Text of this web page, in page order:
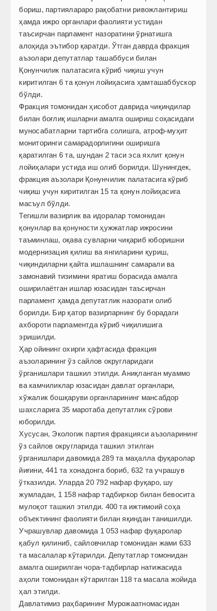
бориш, партиялараро рақобатни ривожлантириш
ҳамда ижро органлари фаолияти устидан
таъсирчан парламент назоратини ўрнатишга
алоҳида эътибор қаратди. Ўтган даврда фракция
аъзолари депутатлар ташаббуси билан
Қонунчилик палатасига кўриб чиқиш учун
киритилган 6 та қонун лойиҳасига ҳамташаббускор
бўлди.
Фракция томонидан ҳисобот даврида чиқиндилар
билан боғлиқ ишларни амалга ошириш соҳасидаги
муносабатларни тартибга солишга, атроф-муҳит
мониторинги самарадорлигини оширишга
қаратилган 6 та, шундан 2 таси эса яхлит қонун
лойиҳалари устида иш олиб борилди. Шунингдек,
фракция аъзолари Қонунчилик палатасига кўриб
чиқиш учун киритилган 15 та қонун лойиҳасига
масъул бўлди.
Тегишли вазирлик ва идоралар томонидан
қонунлар ва қонуности ҳужжатлар ижросини
таъминлаш, оқава сувларни чиқариб юборишни
модернизация қилиш ва янгиларини қуриш,
чиқиндиларни қайта ишлашнинг самарали ва
замонавий тизимини яратиш борасида амалга
оширилаётган ишлар юзасидан таъсирчан
парламент ҳамда депутатлик назорати олиб
борилди. Бир қатор вазирларнинг бу борадаги
ахбороти парламентда кўриб чиқилишига
эришилди.
Ҳар ойининг охирги ҳафтасида фракция
аъзоларининг ўз сайлов округларидаги
ўрганишлари ташкил этилди. Аниқланган муаммо
ва камчилик­лар юзасидан давлат органлари,
хўжалик бош­қаруви органларининг мансабдор
шахсларига 35 маротаба депутатлик сўрови
юборилди.
Хусусан, Экологик партия фракцияси аъзо­ларининг
ўз сайлов округларида ташкил этилган
ўрганишлари давомида 289 та маҳалла фуқаролар
йиғини, 441 та хонадонга бориб, 632 та учрашув
ўтказилди. Уларда 20 792 нафар фуқаро, шу
жумладан, 1 158 нафар тадбиркор билан бевосита
мулоқот ташкил этилди. 400 та ижтимоий соҳа
объектининг фаолияти билан яқиндан танишилди.
Учрашувлар давомида 1 053 нафар фуқаролар
қабул қилиниб, сайловчилар томонидан жами 633
та масалалар кўтарилди. Депутатлар томонидан
амалга оширилган чора-тадбирлар натижасида
аҳоли томонидан кўтарилган 118 та масала жойида
ҳал этилди.
Давлатимиз раҳбарининг Мурожаатномасидан